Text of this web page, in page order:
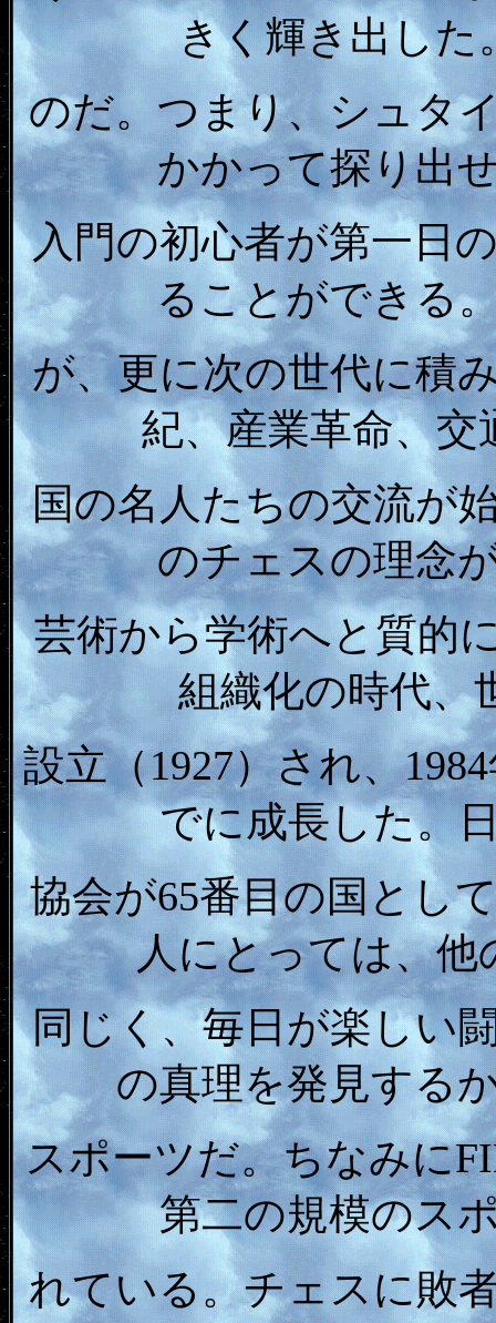
きく輝き出した
のだ。つまり、シュタ
かかって探り出
入門の初心者が第一日
ることができる
が、更に次の世代に積
紀、産業革命、
国の名人たちの交流が
のチェスの理念
芸術から学術へと質的
組織化の時代、
設立（1927）され、
でに成長した。
協会が65番目の国とし
人にとっては、他
同じく、毎日が楽しい
の真理を発見する
スポーツだ。ちなみに
第二の規模のス
れている。チェスに敗